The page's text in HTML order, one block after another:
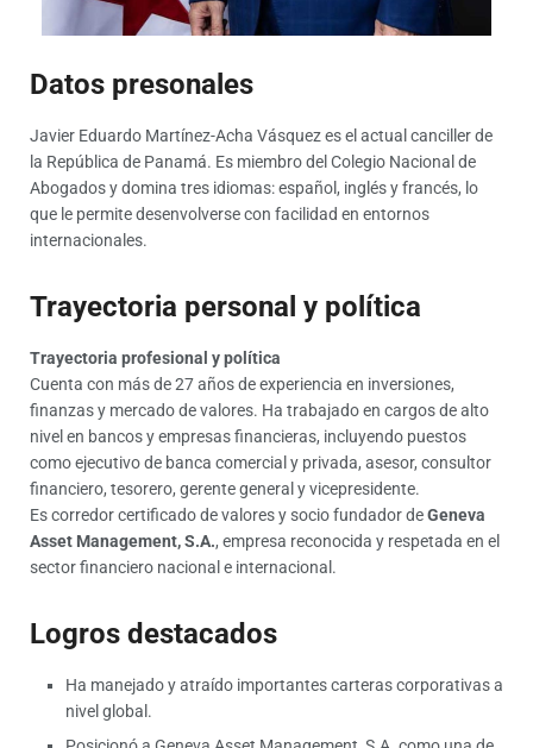
Datos presonales
Javier Eduardo Martínez-Acha Vásquez es el actual canciller de
la República de Panamá. Es miembro del Colegio Nacional de
Abogados y domina tres idiomas: español, inglés y francés, lo
que le permite desenvolverse con facilidad en entornos
internacionales.
Trayectoria personal y política
Trayectoria profesional y política
Cuenta con más de 27 años de experiencia en inversiones,
finanzas y mercado de valores. Ha trabajado en cargos de alto
nivel en bancos y empresas financieras, incluyendo puestos
como ejecutivo de banca comercial y privada, asesor, consultor
financiero, tesorero, gerente general y vicepresidente.
Es corredor certificado de valores y socio fundador deGeneva
Asset Management, S.A., empresa reconocida y respetada en el
sector financiero nacional e internacional.
Logros destacados
Ha manejado y atraído importantes carteras corporativas a
nivel global.